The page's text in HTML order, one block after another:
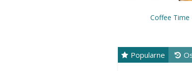
Coffee
Popularne